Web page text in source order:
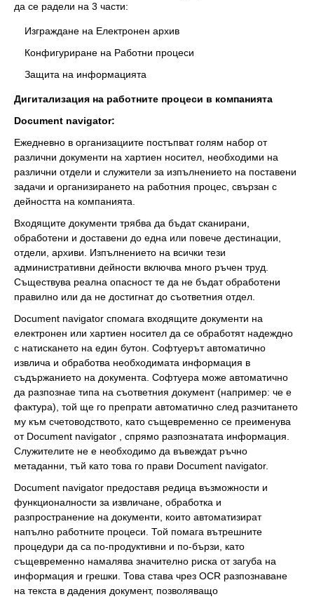
да се радели на 3 части:
Изграждане на Електронен архив
Конфигуриране на Работни процеси
Защита на информацията
Дигитализация на работните процеси в компанията
Document navigator:
Ежедневно в организациите постъпват голям набор от
различни документи на хартиен носител, необходими на
различни отдели и служители за изпълнението на поставени
задачи и организирането на работния процес, свързан с
дейността на компанията.
Входящите документи трябва да бъдат сканирани,
обработени и доставени до една или повече дестинации,
отдели, архиви. Изпълнението на всички тези
административни дейности включва много ръчен труд.
Съществува реална опасност те да не бъдат обработени
правилно или да не достигнат до съответния отдел.
Document navigator спомага входящите документи на
електронен или хартиен носител да се обработят надеждно
с натискането на един бутон. Софтуерът автоматично
извлича и обработва необходимата информация в
съдържанието на документа. Софтуера може автоматично
да разпознае типа на съответния документ (например: че е
фактура), той ще го препрати автоматично след разчитането
му към счетоводството, като същевременно се преименува
от Document navigator , спрямо разпознатата информация.
Служителите не е необходимо да въвеждат ръчно
метаданни, тъй като това го прави Document navigator.
Document navigator предоставя редица възможности и
функционалности за извличане, обработка и
разпространение на документи, които автоматизират
напълно работните процеси. Той помага вътрешните
процедури да са по-продуктивни и по-бързи, като
същевременно намалява значително риска от загуба на
информация и грешки. Това става чрез OCR разпознаване
на текста в дадения документ, позволяващо